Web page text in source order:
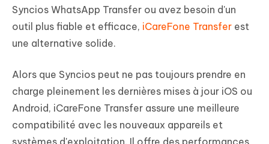
Syncios WhatsApp Transfer ou avez besoin d'un
outil plus fiable et efficace, iCareFone Transfer est
une alternative solide.
Alors que Syncios peut ne pas toujours prendre en
charge pleinement les dernières mises à jour iOS ou
Android, iCareFone Transfer assure une meilleure
compatibilité avec les nouveaux appareils et